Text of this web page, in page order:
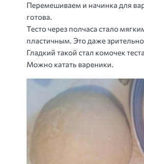
Перемешиваем и начинка для
готова.
Тесто через полчаса стало
пластичным. Это даже
Гладкий такой стал комочек
Можно катать вареники.